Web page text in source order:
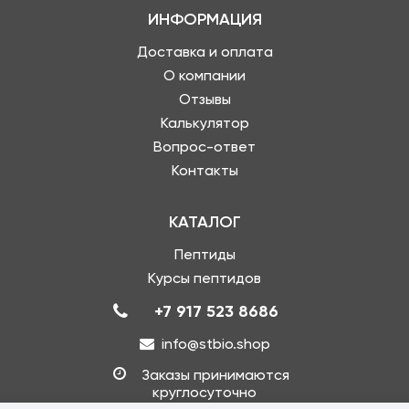
ИНФОРМАЦИЯ
Доставка и оплата
О компании
Отзывы
Калькулятор
Вопрос-ответ
Контакты
КАТАЛОГ
Пептиды
Курсы пептидов
+7 917 523 8686
info@stbio.shop
Заказы принимаются
круглосуточно